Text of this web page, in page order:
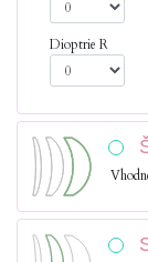
Dioptrie R